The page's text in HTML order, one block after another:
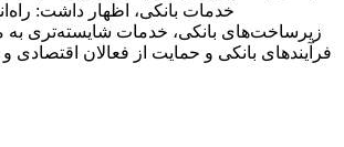
خدمات بانکی، اظهار داشت:
زیرساخت‌های بانکی، خدمات شایسته‌تری به
فرآیندهای بانکی و حمایت از فعالان